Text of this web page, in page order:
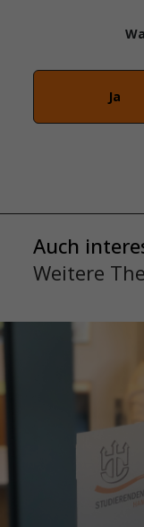
Ja
Auch
Weitere